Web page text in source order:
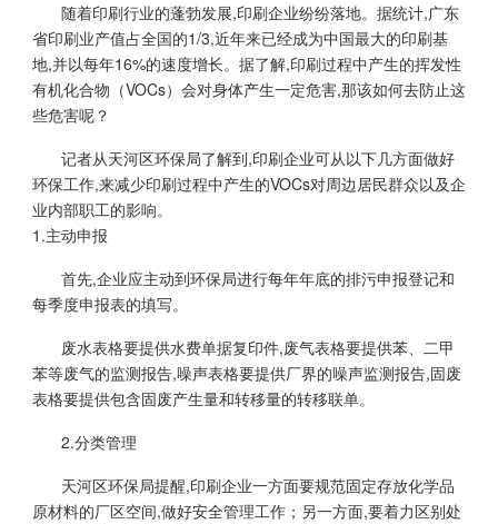
随着印刷行业的蓬勃发展,印刷企业纷纷落地。据统计,广东
省印刷业产值占全国的1/3,近年来已经成为中国最大的印刷基
地,并以每年16%的速度增长。据了解,印刷过程中产生的挥发性
有机化合物（VOCs）会对身体产生一定危害,那该如何去防止这
些危害呢？
记者从天河区环保局了解到,印刷企业可从以下几方面做好
环保工作,来减少印刷过程中产生的VOCs对周边居民群众以及企
业内部职工的影响。
1.主动申报
首先,企业应主动到环保局进行每年年底的排污申报登记和
每季度申报表的填写。
废水表格要提供水费单据复印件,废气表格要提供苯、二甲
苯等废气的监测报告,噪声表格要提供厂界的噪声监测报告,固废
表格要提供包含固废产生量和转移量的转移联单。
2.分类管理
天河区环保局提醒,印刷企业一方面要规范固定存放化学品
原材料的厂区空间,做好安全管理工作；另一方面,要着力区别处